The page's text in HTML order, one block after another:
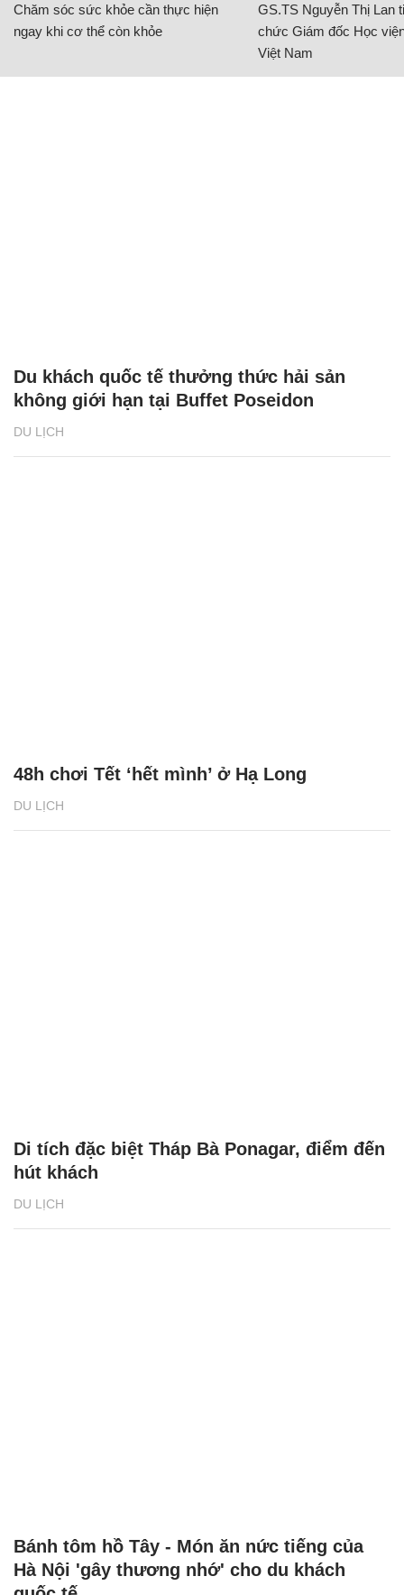
Chăm sóc sức khỏe cần thực hiện
ngay khi cơ thể còn khỏe
GS.TS Nguyễn Thị Lan
chức Giám đốc Học
Việt Nam
DU LỊCH
Du khách quốc tế thưởng thức hải sản
không giới hạn tại Buffet Poseidon
DU LỊCH
48h chơi Tết ‘hết mình’ ở Hạ Long
DU LỊCH
Di tích đặc biệt Tháp Bà Ponagar, điểm đến
hút khách
Bánh tôm hồ Tây - Món ăn nức tiếng của
Hà Nội 'gây thương nhớ' cho du khách